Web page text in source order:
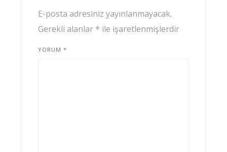
E-posta adresiniz yayınlanmayacak.
Gerekli alanlar * ile işaretlenmişlerdir
YORUM *